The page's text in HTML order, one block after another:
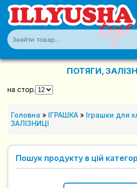
ПОТЯГИ,
на стор.
Головна » ІГРАШКА » Іграшки для
ЗАЛІЗНИЦІ
Пошук продукту в цій